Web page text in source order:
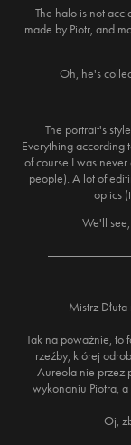
The halo is not
made by Piotr, and
Oh, he's
The portrait's
Everything according
of course I was
people). A lot of
optics
We'll
Mistrz
Tak na poważnie, to
rzeźby, której
Aureola nie przez
wykonaniu Piotra,
Oj,